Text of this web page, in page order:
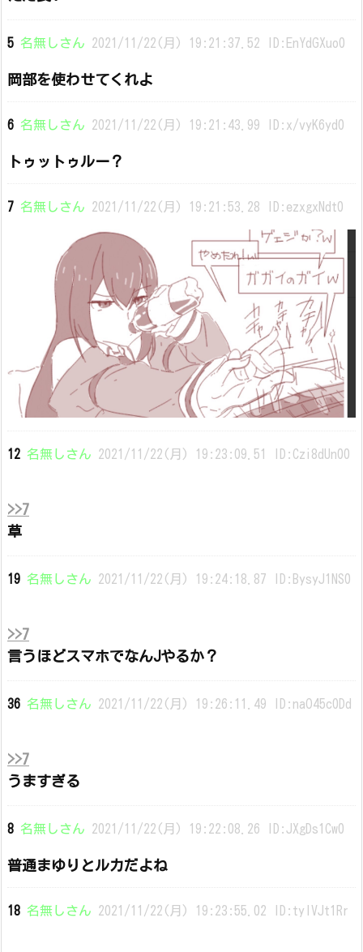
5 名無しさん 2021/11/22(月) 19:21:37.52 ID:EnYdGXuo0
岡部を使わせてくれよ
6 名無しさん 2021/11/22(月) 19:21:43.99 ID:x/vyK6yd0
トゥットゥルー？
7 名無しさん 2021/11/22(月) 19:21:53.28 ID:ezxgxNdt0
12 名無しさん 2021/11/22(月) 19:23:09.51 ID:Czi8dUn00
>>7
草
19 名無しさん 2021/11/22(月) 19:24:18.87 ID:BysyJ1NS0
>>7
言うほどスマホでなんJやるか？
36 名無しさん 2021/11/22(月) 19:26:11.49 ID:naO45c0Dd
>>7
うますぎる
8 名無しさん 2021/11/22(月) 19:22:08.26 ID:JXgDs1Cw0
普通まゆりとルカだよね
18 名無しさん 2021/11/22(月) 19:23:55.02 ID:tylVJt1Rr